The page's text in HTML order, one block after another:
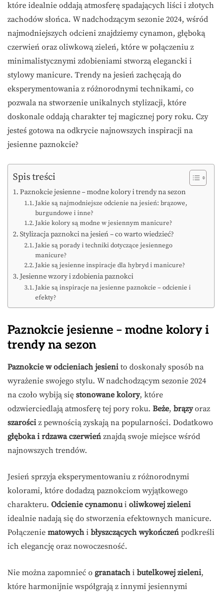
które idealnie oddają atmosferę spadających liści i złotych
zachodów słońca. W nadchodzącym sezonie 2024, wśród
najmodniejszych odcieni znajdziemy cynamon, głęboką
czerwień oraz oliwkową zieleń, które w połączeniu z
minimalistycznymi zdobieniami stworzą elegancki i
stylowy manicure. Trendy na jesień zachęcają do
eksperymentowania z różnorodnymi technikami, co
pozwala na stworzenie unikalnych stylizacji, które
doskonale oddają charakter tej magicznej pory roku. Czy
jesteś gotowa na odkrycie najnowszych inspiracji na
jesienne paznokcie?
Spis treści
Paznokcie jesienne – modne kolory i trendy na sezon
Jakie są najmodniejsze odcienie na jesień: brązowe,
burgundowe i inne?
Jakie kolory są modne w jesiennym manicure?
Stylizacja paznokci na jesień – co warto wiedzieć?
Jakie są porady i techniki dotyczące jesiennego
manicure?
Jakie są jesienne inspiracje dla hybryd i manicure?
Jesienne wzory i zdobienia paznokci
Jakie są inspiracje na jesienne paznokcie – odcienie i
efekty?
Paznokcie jesienne – modne kolory i
trendy na sezon
Paznokcie w odcieniach jesieni to doskonały sposób na
wyrażenie swojego stylu. W nadchodzącym sezonie 2024
na czoło wybiją się stonowane kolory, które
odzwierciedlają atmosferę tej pory roku. Beże, brązyoraz
szarości z pewnością zyskają na popularności. Dodatkowo
głęboka i rdzawa czerwień znajdą swoje miejsce wśród
najnowszych trendów.
Jesień sprzyja eksperymentowaniu z różnorodnymi
kolorami, które dodadzą paznokciom wyjątkowego
charakteru. Odcienie cynamonui oliwkowej zieleni
idealnie nadają się do stworzenia efektownych manicure.
Połączenie matowych i błyszczących wykończeń podkreśli
ich elegancję oraz nowoczesność.
Nie można zapomnieć o granatach i butelkowej zieleni,
które harmonijnie współgrają z innymi jesiennymi